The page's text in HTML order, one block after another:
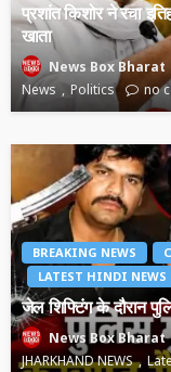
प्रशांत किशोर ने रचा
खाता
News Box Bharat
News
Politics no
BREAKING NEWS
LATEST HINDI NEWS
जेल शिफ्टिंग के दौरान
News Box Bharat
JHARKHAND NEWS